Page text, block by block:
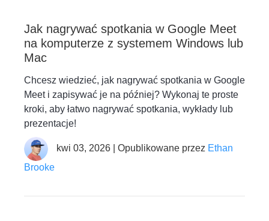
Jak nagrywać spotkania w Google Meet
na komputerze z systemem Windows lub
Mac
Chcesz wiedzieć, jak nagrywać spotkania w Google
Meet i zapisywać je na później? Wykonaj te proste
kroki, aby łatwo nagrywać spotkania, wykłady lub
prezentacje!
kwi 03, 2026 | Opublikowane przez Ethan
Brooke